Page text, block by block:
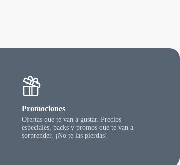
Promociones
Ofertas que te van a gustar. Precios
especiales, packs y promos que te van a
sorprender. ¡No te las pierdas!